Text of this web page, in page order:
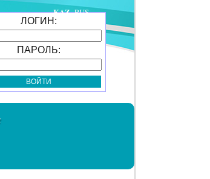
ЛОГИН:
ПАРОЛЬ:
KAZ RUS